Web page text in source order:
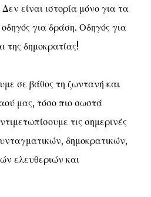
είναι ιστορία μόνο για τα
οδηγός για δράση. Οδηγός για
της δημοκρατίας!
σε βάθος τη ζωντανή και
μας, τόσο πιο σωστά
τις σημερινές
δημοκρατικών,
ελευθεριών και